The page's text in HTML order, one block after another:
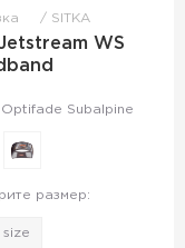
SITKA
WS
Optifade Subalpine
размер:
size